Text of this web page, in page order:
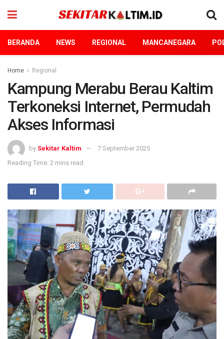
BERANDA NEWS REGIONAL MANCANEGARA
Home Regional
Kampung Merabu Berau Kaltim
Terkoneksi Internet, Permudah
Akses Informasi
by Sekitar Kaltim
7 September 2025
Reading Time: 2 mins read